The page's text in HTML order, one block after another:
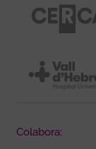
Colabora: